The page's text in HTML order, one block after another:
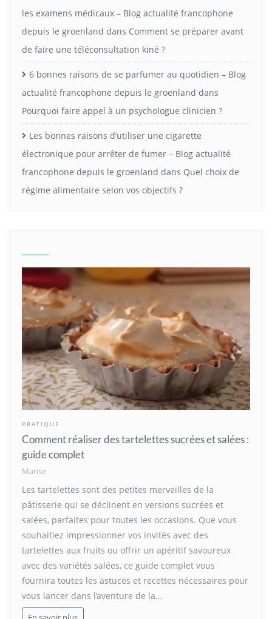
les examens médicaux – Blog actualité francophone
depuis le groenland dans Comment se préparer avant
de faire une téléconsultation kiné ?
6 bonnes raisons de se parfumer au quotidien – Blog
actualité francophone depuis le groenland dans
Pourquoi faire appel à un psychologue clinicien ?
Les bonnes raisons d’utiliser une cigarette
électronique pour arrêter de fumer – Blog actualité
francophone depuis le groenland dans Quel choix de
régime alimentaire selon vos objectifs ?
PRATIQUE
Comment réaliser des tartelettes sucrées et salées :
guide complet
Marise
Les tartelettes sont des petites merveilles de la
pâtisserie qui se déclinent en versions sucrées et
salées, parfaites pour toutes les occasions. Que vous
souhaitiez impressionner vos invités avec des
tartelettes aux fruits ou offrir un apéritif savoureux
avec des variétés salées, ce guide complet vous
fournira toutes les astuces et recettes nécessaires pour
vous lancer dans l’aventure de la…